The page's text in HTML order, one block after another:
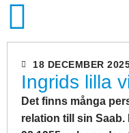
18 DECEMBER
Ingrids lilla
Det finns många
relation till sin